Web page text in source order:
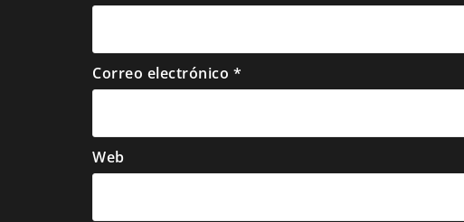
Correo electrónico *
Web